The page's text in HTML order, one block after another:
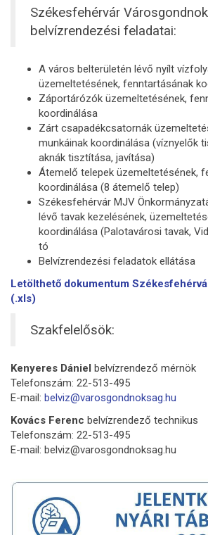
Székesfehérvár
belvízrendezési feladatai:
A város belterületén lévő nyílt
üzemeltetésének, fenntartásának
Záportárózók üzemeltetésének,
koordinálása
Zárt csapadékcsatornák
munkáinak koordinálása (víznyelők
aknák tisztítása, javítása)
Átemelő telepek üzemeltetésének,
koordinálása (8 átemelő telep)
Székesfehérvár MJV
lévő tavak kezelésének,
koordinálása (Palotavárosi tavak,
tó
Belvízrendezési feladatok ellátása
Letölthető dokumentum
(.xls)
Szakfelelősök:
Kenyeres Dániel belvízrendező mérnök
Telefonszám: 22-513-495
E-mail: belviz@varosgondnoksag.hu
Kovács Ferenc belvízrendező technikus
Telefonszám: 22-513-495
E-mail: belviz@varosgondnoksag.hu